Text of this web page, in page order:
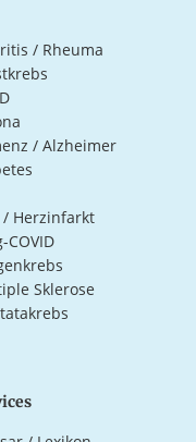
/ Rheuma
/ Alzheimer
/ Herzinfarkt
COVID
Sklerose